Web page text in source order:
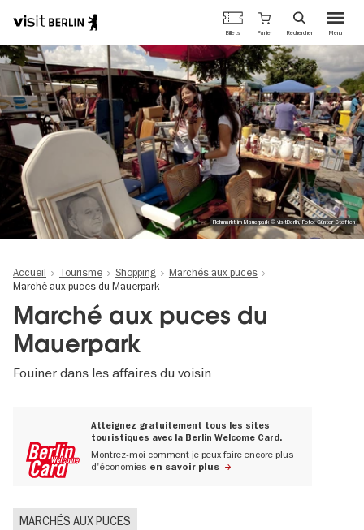
Aller
au
contenu
principal
Portail
officiel
du
tourisme
de
Berlin
Menu
Billets Panier Rechercher
Flohmarkt im Mauerpark © visitBerlin, Foto: Günter Steffen
Accueil Tourisme Shopping
Marchés aux puces
Marché aux puces du Mauerpark
Marché aux puces du
Mauerpark
Fouiner dans les affaires du voisin
Atteignez gratuitement tous les sites
touristiques avec la Berlin Welcome Card.
Montrez-moi comment je peux faire encore plus
d'économies en savoir plus
MARCHÉS AUX PUCES